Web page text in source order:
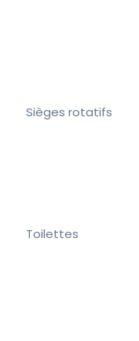
Sièges rotatifs
Toilettes